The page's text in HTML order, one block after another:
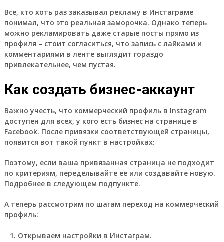
Все, кто хоть раз заказывал рекламу в Инстаграме
понимал, что это реальная заморочка. Однако теперь
можно рекламировать даже старые посты прямо из
профиля – стоит согласиться, что запись с лайками и
комментариями в ленте выглядит гораздо
привлекательнее, чем пустая.
Как создать бизнес-аккаунт
Важно учесть, что коммерческий профиль в Instagram
доступен для всех, у кого есть бизнес на странице в
Facebook. После привязки соответствующей страницы,
появится вот такой пункт в настройках:
Поэтому, если ваша привязанная страница не подходит
по критериям, переделывайте её или создавайте новую.
Подробнее в следующем подпункте.
А теперь рассмотрим по шагам переход на коммерческий
профиль:
Открываем настройки в Инстаграм.